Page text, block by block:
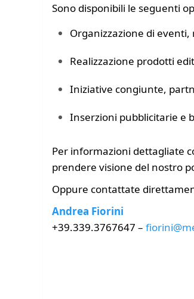
Sono disponibili le seguenti
Organizzazione di
Realizzazione prodotti
Iniziative congiunte,
Inserzioni pubblicitarie e
Per informazioni dettagliate
prendere visione del nostro
Oppure contattate
Andrea Fiorini
+39.339.3767647 –